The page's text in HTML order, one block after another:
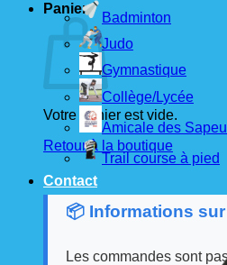
Panier
Votre panier est vide.
Retour à la boutique
📦 Informations
Les commandes sont
Badminton
Judo
Gymnastique
Collège/Lycée
Amicale des
Trail course à pied
Contact